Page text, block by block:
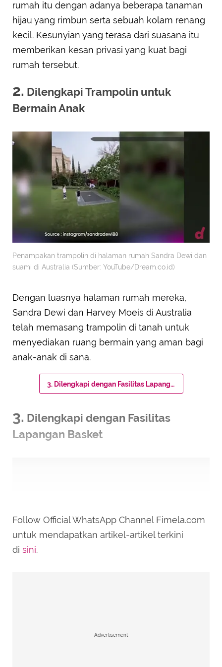
rumah itu dengan adanya beberapa tanaman
hijau yang rimbun serta sebuah kolam renang
kecil. Kesunyian yang terasa dari suasana itu
memberikan kesan privasi yang kuat bagi
rumah tersebut.
2. Dilengkapi Trampolin untuk
Bermain Anak
Penampakan trampolin di halaman rumah Sandra Dewi dan
suami di Australia (Sumber: YouTube/Dream.co.id)
Dengan luasnya halaman rumah mereka,
Sandra Dewi dan Harvey Moeis di Australia
telah memasang trampolin di tanah untuk
menyediakan ruang bermain yang aman bagi
anak-anak di sana.
3. Dilengkapi dengan Fasilitas Lapangan Basket
3. Dilengkapi dengan Fasilitas
Lapangan Basket
Follow Official WhatsApp Channel Fimela.com
untuk mendapatkan artikel-artikel terkini
di sini.
Advertisement